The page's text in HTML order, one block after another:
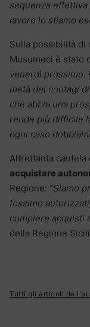
sequenza
lavoro lo stiamo
Sulla possibilità di
Musumeci è stato
venerdì prossimo.
metà dei contagi
che abbia una
rende più difficile
ogni caso
Altrettanta cautela
acquistare
Regione: “Siamo
fossimo
compiere acquisti
della Regione
Tutti gli articoli